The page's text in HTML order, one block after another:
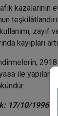
kayıpları
2918
yasa ile
17/10/1996 -